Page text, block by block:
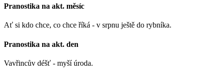
Pranostika na akt. měsíc
Ať si kdo chce, co chce říká - v srpnu ještě do rybníka.
Pranostika na akt. den
Vavřincův déšť - myší úroda.